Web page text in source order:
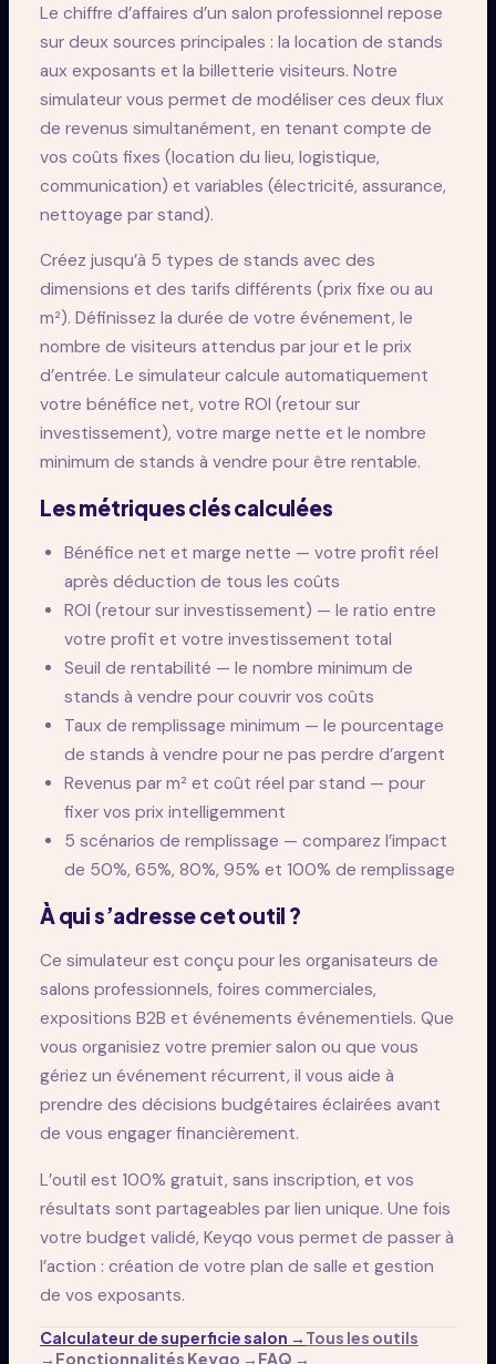
Le chiffre d’affaires d’un salon professionnel repose
sur deux sources principales : la location de stands
aux exposants et la billetterie visiteurs. Notre
simulateur vous permet de modéliser ces deux flux
de revenus simultanément, en tenant compte de
vos coûts fixes (location du lieu, logistique,
communication) et variables (électricité, assurance,
nettoyage par stand).
Créez jusqu’à 5 types de stands avec des
dimensions et des tarifs différents (prix fixe ou au
m²). Définissez la durée de votre événement, le
nombre de visiteurs attendus par jour et le prix
d’entrée. Le simulateur calcule automatiquement
votre bénéfice net, votre ROI (retour sur
investissement), votre marge nette et le nombre
minimum de stands à vendre pour être rentable.
Les métriques clés calculées
Bénéfice net et marge nette — votre profit réel
après déduction de tous les coûts
ROI (retour sur investissement) — le ratio entre
votre profit et votre investissement total
Seuil de rentabilité — le nombre minimum de
stands à vendre pour couvrir vos coûts
Taux de remplissage minimum — le pourcentage
de stands à vendre pour ne pas perdre d’argent
Revenus par m² et coût réel par stand — pour
fixer vos prix intelligemment
5 scénarios de remplissage — comparez l’impact
de 50%, 65%, 80%, 95% et 100% de remplissage
À qui s’adresse cet outil ?
Ce simulateur est conçu pour les organisateurs de
salons professionnels, foires commerciales,
expositions B2B et événements événementiels. Que
vous organisiez votre premier salon ou que vous
gériez un événement récurrent, il vous aide à
prendre des décisions budgétaires éclairées avant
de vous engager financièrement.
L’outil est 100% gratuit, sans inscription, et vos
résultats sont partageables par lien unique. Une fois
votre budget validé, Keyqo vous permet de passer à
l’action : création de votre plan de salle et gestion
de vos exposants.
Calculateur de superficie salon → Tous les outils
→ Fonctionnalités Keyqo → FAQ →